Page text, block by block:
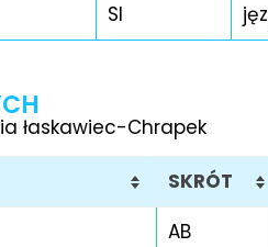
SI
łaskawiec-Chrapek
SKRÓT
AB